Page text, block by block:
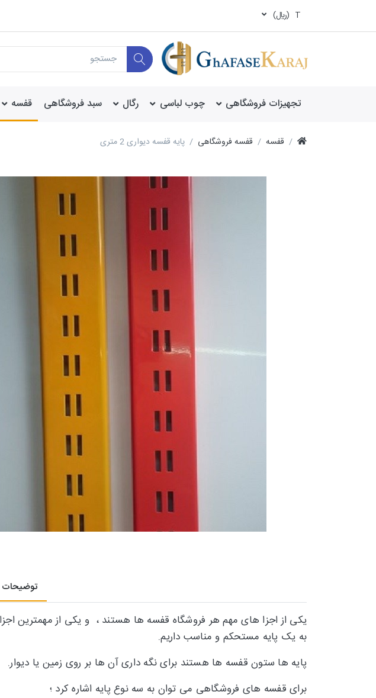
T (ريال)
تجهیزات فروشگاهی چوب لباسی رگال سبد فروشگاهی قفسه
قفسه قفسه فروشگاهی پایه قفسه دیواری 2 متری
توضیحات
یکی از اجزا های مهم هر فروشگاه قفسه ها هستند ، و یکی از مهمترین
به یک پایه مستحکم و مناسب داریم.
پایه ها ستون قفسه ها هستند برای نگه داری آن ها بر روی زمین یا دیوار.
برای قفسه های فروشگاهی می توان به سه نوع پایه اشاره کرد ؛